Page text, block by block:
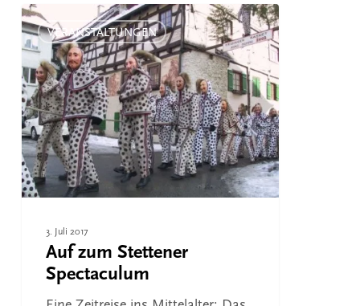
Auf
zum
Stettener
Spectaculum
VERANSTALTUNGEN
3. Juli 2017
Auf zum Stettener
Spectaculum